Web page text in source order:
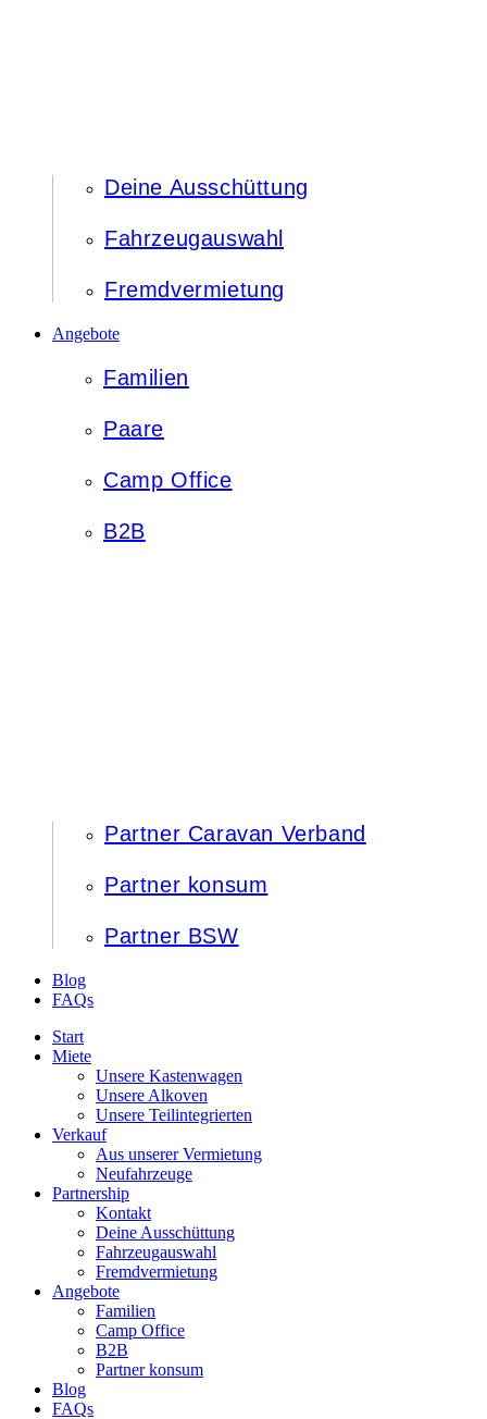
Deine Ausschüttung
Fahrzeugauswahl
Fremdvermietung
Angebote
Familien
Paare
Camp Office
B2B
Partner Caravan Verband
Partner konsum
Partner BSW
Blog
FAQs
Start
Miete
Unsere Kastenwagen
Unsere Alkoven
Unsere Teilintegrierten
Verkauf
Aus unserer Vermietung
Neufahrzeuge
Partnership
Kontakt
Deine Ausschüttung
Fahrzeugauswahl
Fremdvermietung
Angebote
Familien
Camp Office
B2B
Partner konsum
Blog
FAQs